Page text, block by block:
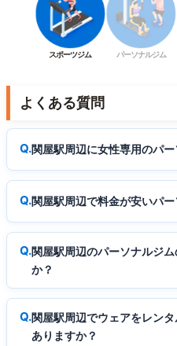
スポーツジム パーソナルジム
よくある質問
関屋駅周辺に女性専用のパ
関屋駅周辺で料金が安いパ
関屋駅周辺のパーソナルジ
か？
関屋駅周辺でウェアをレン
ありますか？